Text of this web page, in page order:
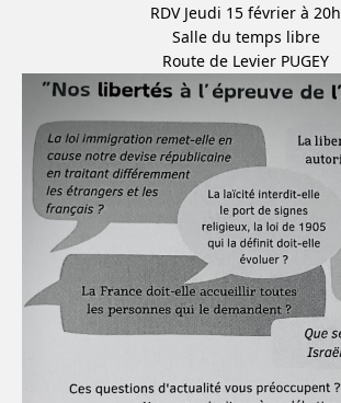
RDV Jeudi 15 février à 20h
Salle du temps libre
Route de Levier PUGEY